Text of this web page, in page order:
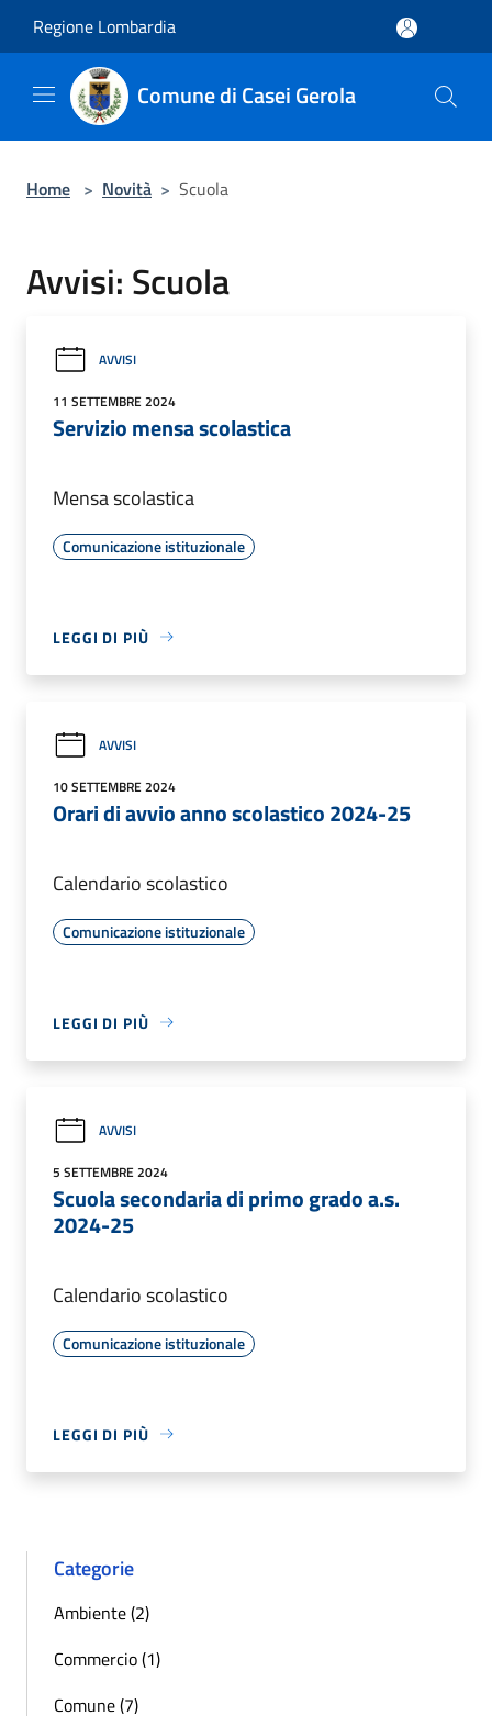
Regione Lombardia
Comune di Casei Gerola
Home > Novità > Scuola
Avvisi: Scuola
AVVISI
11 SETTEMBRE 2024
Servizio mensa scolastica
Mensa scolastica
Comunicazione istituzionale
LEGGI DI PIÙ
AVVISI
10 SETTEMBRE 2024
Orari di avvio anno scolastico 2024-25
Calendario scolastico
Comunicazione istituzionale
LEGGI DI PIÙ
AVVISI
5 SETTEMBRE 2024
Scuola secondaria di primo grado a.s.
2024-25
Calendario scolastico
Comunicazione istituzionale
LEGGI DI PIÙ
Categorie
Ambiente (2)
Commercio (1)
Comune (7)